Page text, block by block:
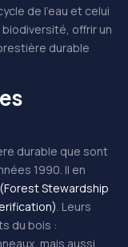
de l’eau et celui
biodiversité, offrir un
durable
durable que sont
1990. Il en
(ForestStewardship
) . Leurs
du bois :
mais aussi